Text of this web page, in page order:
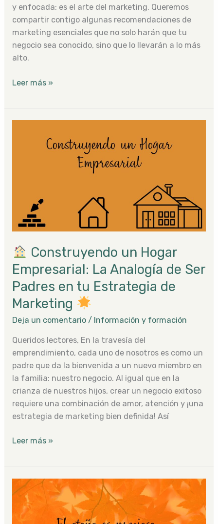
y enfocada: es el arte del marketing. Queremos
compartir contigo algunas recomendaciones de
marketing esenciales que no solo harán que tu
negocio sea conocido, sino que lo llevarán a lo más
alto.
Leer más »
Construyendo un Hogar
Empresarial: La Analogía de Ser
Padres en tu Estrategia de
Marketing
Deja un comentario / Información y formación
Queridos lectores, En la travesía del
emprendimiento, cada uno de nosotros es como un
padre que da la bienvenida a un nuevo miembro en
la familia: nuestro negocio. Al igual que en la
crianza de nuestros hijos, crear un negocio exitoso
requiere una combinación de amor, atención y ¡una
estrategia de marketing bien definida! Así
Construyendo
Analogía
Ser
en
tu
Estrategia
de
Marketing
Leer más »
La
Importancia